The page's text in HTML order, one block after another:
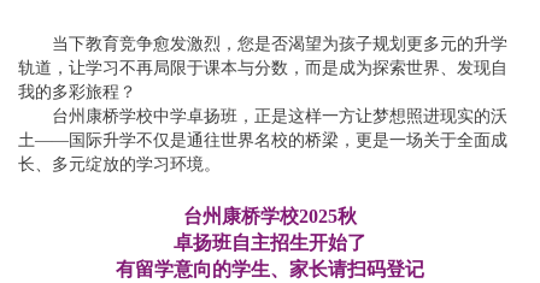
当下教育竞争愈发激烈，您是否渴望为孩子规划更多元的升学
轨道，让学习不再局限于课本与分数，而是成为探索世界、发现自
我的多彩旅程？
台州康桥学校中学卓扬班，正是这样一方让梦想照进现实的沃
土——国际升学不仅是通往世界名校的桥梁，更是一场关于全面成
长、多元绽放的学习环境。
台州康桥学校2025秋
卓扬班自主招生开始了
有留学意向的学生、家长请扫码登记